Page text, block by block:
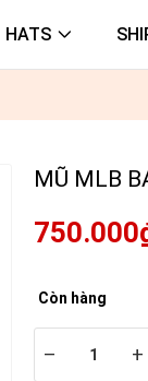
HATS
MŨ MLB
Còn hàng
– +